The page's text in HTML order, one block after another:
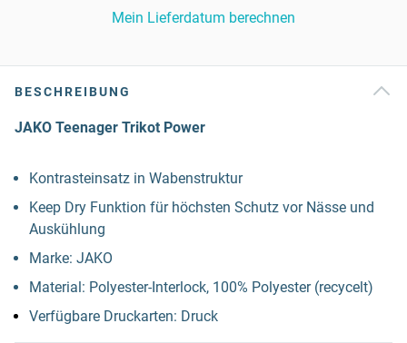
Mein Lieferdatum berechnen
BESCHREIBUNG
JAKO Teenager Trikot Power
Kontrasteinsatz in Wabenstruktur
Keep Dry Funktion für höchsten Schutz vor Nässe und
Auskühlung
Marke: JAKO
Material: Polyester-Interlock, 100% Polyester (recycelt)
Verfügbare Druckarten: Druck